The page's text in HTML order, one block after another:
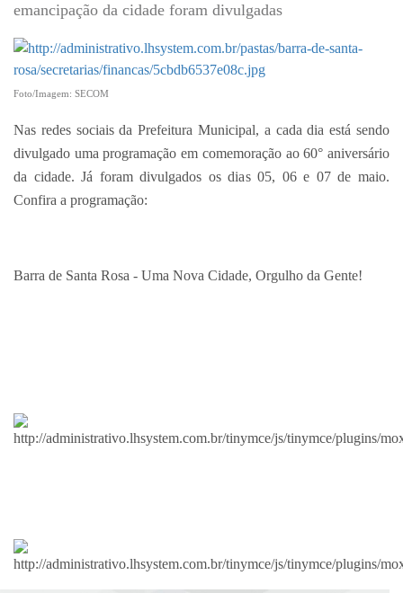
emancipação da cidade foram divulgadas
Foto/Imagem: SECOM
Nas redes sociais da Prefeitura Municipal, a cada dia está sendo
divulgado uma programação em comemoração ao 60° aniversário
da cidade. Já foram divulgados os dias 05, 06 e 07 de maio.
Confira a programação:
Barra de Santa Rosa - Uma Nova Cidade, Orgulho da Gente!